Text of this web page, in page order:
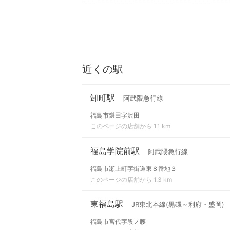
近くの駅
卸町駅 阿武隈急行線
福島市鎌田字沢田
このページの店舗から 1.1 km
福島学院前駅 阿武隈急行線
福島市瀬上町字街道東８番地３
このページの店舗から 1.3 km
東福島駅 JR東北本線(黒磯～利府・盛岡)
福島市宮代字段ノ腰